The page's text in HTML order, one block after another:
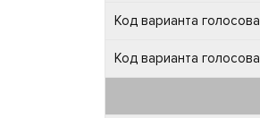
Код варианта
Код варианта